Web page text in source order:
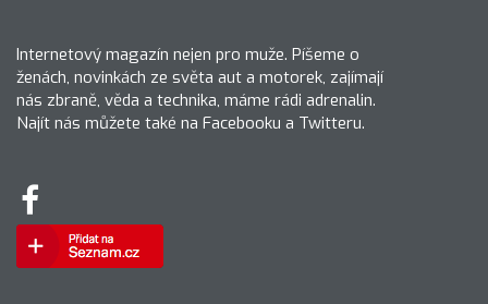
Internetový magazín nejen pro muže. Píšeme o
ženách, novinkách ze světa aut a motorek, zajímají
nás zbraně, věda a technika, máme rádi adrenalin.
Najít nás můžete také na Facebooku a Twitteru.